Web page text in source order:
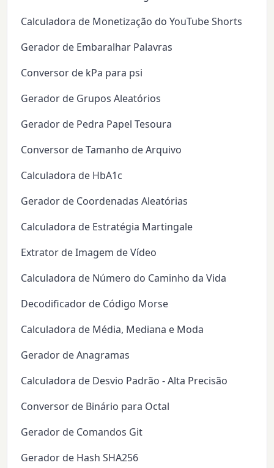
Calculadora de Monetização do YouTube Shorts
Gerador de Embaralhar Palavras
Conversor de kPa para psi
Gerador de Grupos Aleatórios
Gerador de Pedra Papel Tesoura
Conversor de Tamanho de Arquivo
Calculadora de HbA1c
Gerador de Coordenadas Aleatórias
Calculadora de Estratégia Martingale
Extrator de Imagem de Vídeo
Calculadora de Número do Caminho da Vida
Decodificador de Código Morse
Calculadora de Média, Mediana e Moda
Gerador de Anagramas
Calculadora de Desvio Padrão - Alta Precisão
Conversor de Binário para Octal
Gerador de Comandos Git
Gerador de Hash SHA256